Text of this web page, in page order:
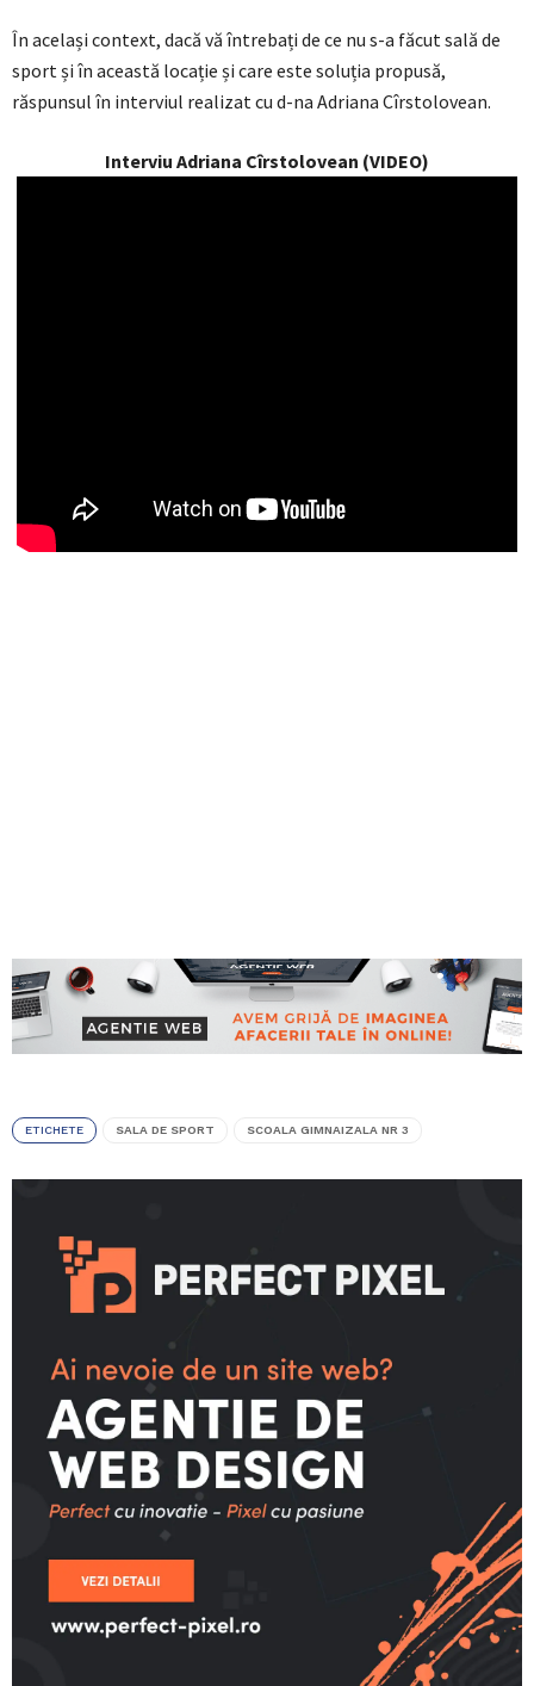
În același context, dacă vă întrebați de ce nu s-a făcut sală de
sport și în această locație și care este soluția propusă,
răspunsul în interviul realizat cu d-na Adriana Cîrstolovean.
Interviu Adriana Cîrstolovean (VIDEO)
ETICHETE SALA DE SPORT SCOALA GIMNAIZALA NR 3